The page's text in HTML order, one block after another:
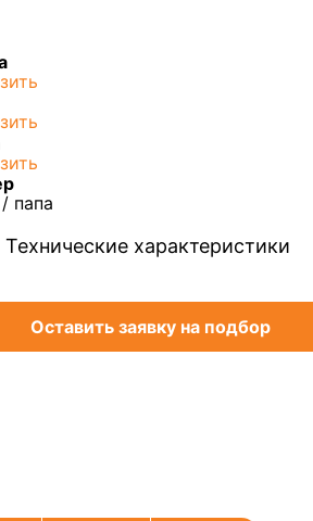
папа
Технические характеристики
Оставить заявку на подбор